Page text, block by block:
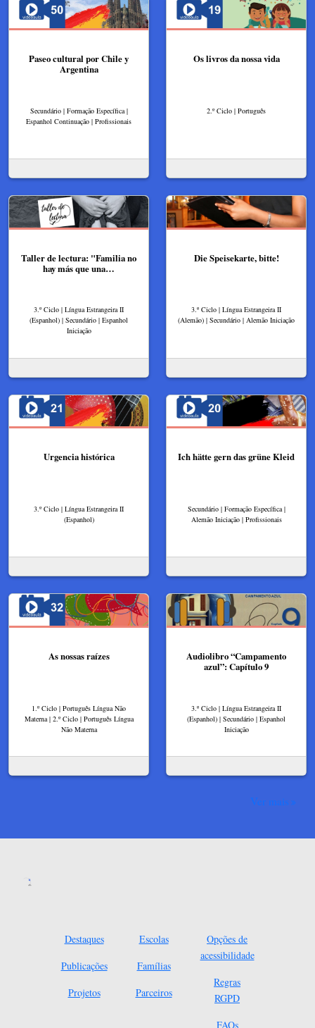
Paseo cultural por Chile y
Argentina
Secundário | Formação Específica |
Espanhol Continuação | Profissionais
Os livros da nossa vida
2.º Ciclo | Português
Taller de lectura: "Familia no
hay más que una…
3.º Ciclo | Língua Estrangeira II
(Espanhol) | Secundário | Espanhol
Iniciação
Die Speisekarte, bitte!
3.º Ciclo | Língua Estrangeira II
(Alemão) | Secundário | Alemão Iniciação
Urgencia histórica
3.º Ciclo | Língua Estrangeira II
(Espanhol)
Ich hätte gern das grüne Kleid
Secundário | Formação Específica |
Alemão Iniciação | Profissionais
As nossas raízes
1.º Ciclo | Português Língua Não
Materna | 2.º Ciclo | Português Língua
Não Materna
Audiolibro “Campamento
azul”: Capítulo 9
3.º Ciclo | Língua Estrangeira II
(Espanhol) | Secundário | Espanhol
Iniciação
Ver mais
Destaques
Publicações
Projetos
Escolas
Famílias
Parceiros
Opções de
acessibilidade
Regras
RGPD
FAQs